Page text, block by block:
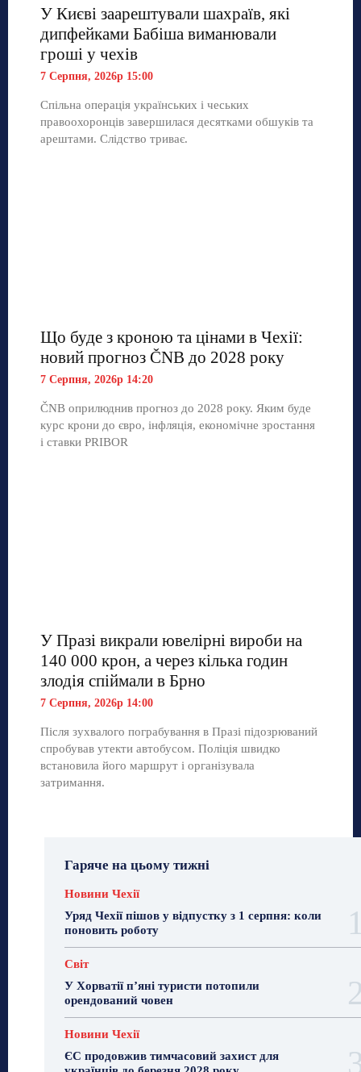
У Києві заарештували шахраїв, які
дипфейками Бабіша виманювали
гроші у чехів
7 Серпня, 2026р 15:00
Спільна операція українських і чеських
правоохоронців завершилася десятками обшуків та
арештами. Слідство триває.
Що буде з кроною та цінами в Чехії:
новий прогноз ČNB до 2028 року
7 Серпня, 2026р 14:20
ČNB оприлюднив прогноз до 2028 року. Яким буде
курс крони до євро, інфляція, економічне зростання
і ставки PRIBOR
У Празі викрали ювелірні вироби на
140 000 крон, а через кілька годин
злодія спіймали в Брно
7 Серпня, 2026р 14:00
Після зухвалого пограбування в Празі підозрюваний
спробував утекти автобусом. Поліція швидко
встановила його маршрут і організувала
затримання.
Гаряче на цьому тижні
Новини Чехії
Уряд Чехії пішов у відпустку з 1 серпня: коли
поновить роботу
Світ
У Хорватії пʼяні туристи потопили
орендований човен
Новини Чехії
ЄС продовжив тимчасовий захист для